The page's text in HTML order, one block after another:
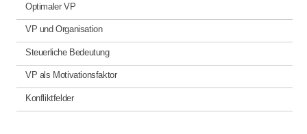
Optimaler VP
VP und Organisation
Steuerliche Bedeutung
VP als Motivationsfaktor
Konfliktfelder